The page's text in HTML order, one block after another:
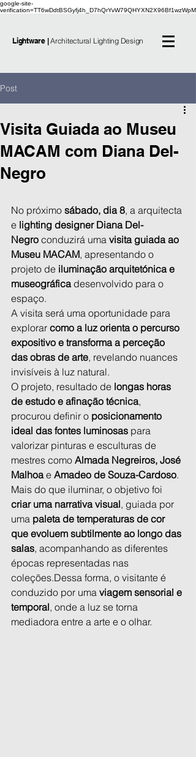
google-site-
verification=TT6wDdtBSGyfj4h_D7hQrYvW79QHYXN2X96Bf1wzWpM
Lightware |Architectural Lighting Design
Post
Visita Guiada ao Museu
MACAM com Diana Del-
Negro
No próximo sábado, dia 8, a arquitecta
e lighting designer Diana Del-
Negro conduzirá uma visita guiada ao
Museu MACAM, apresentando o
projeto de iluminação arquitetónica e
museográfica desenvolvido para o
espaço.
A visita será uma oportunidade para
explorar como a luz orienta o percurso
expositivo e transforma a perceção
das obras de arte, revelando nuances
invisíveis à luz natural.
O projeto, resultado de longas horas
de estudo e afinação técnica,
procurou definir o posicionamento
ideal das fontes luminosas para
valorizar pinturas e esculturas de
mestres como Almada Negreiros, José
Malhoa e Amadeo de Souza-Cardoso.
Mais do que iluminar, o objetivo foi
criar uma narrativa visual, guiada por
uma paleta de temperaturas de cor
que evoluem subtilmente ao longo das
salas, acompanhando as diferentes
épocas representadas nas
coleções.Dessa forma, o visitante é
conduzido por uma viagem sensorial e
temporal, onde a luz se torna
mediadora entre a arte e o olhar.